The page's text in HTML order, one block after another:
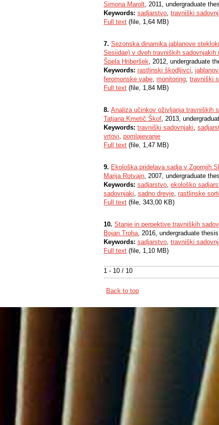
1 - 10 / 10
Simona Marolt, 2011, undergraduate
Keywords: sadjarstvo, travniški
Full text (file, 1,64 MB)
7. Sezonska dinamika jablanove
Sesiidae) v dveh travniških sadovnjakih
Špela Hriberšek, 2012, undergraduate
Keywords: rastlinski škodljivci,
feromonske vabe, monitoring, travniški
Full text (file, 1,84 MB)
8. Analiza učinkov oživljanja travniških
Tatjana Kmetič Škof, 2013,
Keywords: travniški sadovnjaki,
vrtovi, pomlajevanje
Full text (file, 1,47 MB)
9. Ekološka pridelava sadja v Zgornjih
Marija Rotvajn, 2007, undergraduate
Keywords: sadjarstvo, ekološko
sadovnjaki, sadno drevje, rastlinske
Full text (file, 343,00 KB)
10. Stanje in perpektive travniških
Bojan Troha, 2016, undergraduate thesis
Keywords: sadjarstvo, travniški
Full text (file, 1,10 MB)
Back to top